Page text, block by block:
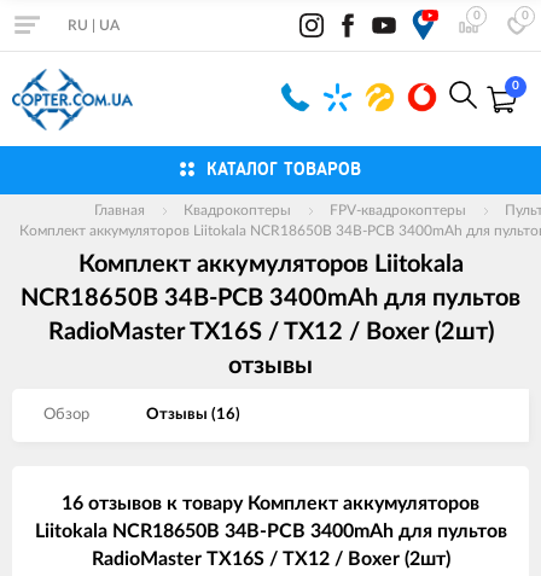
0 0
RU UA
0
КАТАЛОГ ТОВАРОВ
Главная Квадрокоптеры FPV-квадрокоптеры
Комплект аккумуляторов Liitokala NCR18650B 34B-PCB 3400mAh для
Комплект аккумуляторов Liitokala
NCR18650B 34B-PCB 3400mAh для пультов
RadioMaster TX16S / TX12 / Boxer (2шт)
отзывы
Обзор Отзывы (16)
16 отзывов к товару Комплект аккумуляторов
Liitokala NCR18650B 34B-PCB 3400mAh для пультов
RadioMaster TX16S / TX12 / Boxer (2шт)